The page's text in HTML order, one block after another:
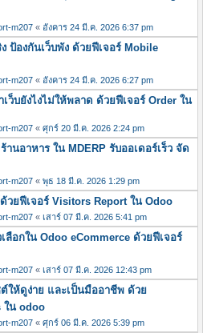
m207 « อังคาร 24 มี.ค. 2026 6:37 pm
ป้องกันเว็บพัง ด้วยฟีเจอร์ Mobile
m207 « อังคาร 24 มี.ค. 2026 6:27 pm
ว็บยังไงไม่ให้พลาด ด้วยฟีเจอร์ Order ใน
m207 « ศุกร์ 20 มี.ค. 2026 2:24 pm
านอาหาร ใน MDERP รับออเดอร์เร็ว จัด
m207 « พุธ 18 มี.ค. 2026 1:29 pm
วยฟีเจอร์ Visitors Report ใน Odoo
m207 « เสาร์ 07 มี.ค. 2026 5:41 pm
อกใน Odoo eCommerce ด้วยฟีเจอร์
m207 « เสาร์ 07 มี.ค. 2026 12:43 pm
ให้ดูง่าย และเป็นมืออาชีพ ด้วย
ใน odoo
m207 « ศุกร์ 06 มี.ค. 2026 5:39 pm